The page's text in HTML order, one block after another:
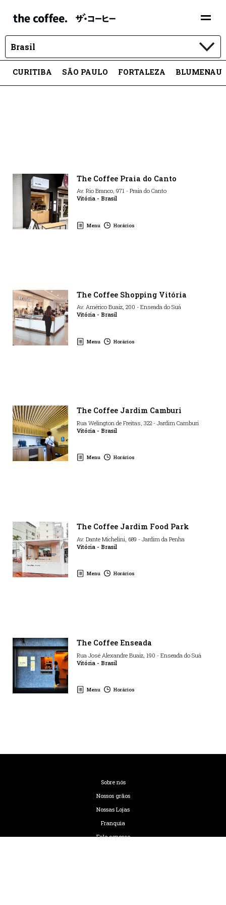
Brasil
CURITIBA SÃO PAULO FORTALEZA BLUMENAU
The Coffee Praia do Canto
Av. Rio Branco, 971 - Praia do Canto
Vitória- Brasil
Menu Horários
The Coffee Shopping Vitória
Av. Américo Buaiz, 200 - Enseada do Suá
Vitória- Brasil
Menu Horários
The Coffee Jardim Camburi
Rua Welington de Freitas 322- Jardim Camburi
Vitória- Brasil
Menu Horários
The Coffee Jardim Food Park
Av. Dante Michelini 689 - Jardim da Penha
Vitória- Brasil
Menu Horários
The Coffee Enseada
Rua José Alexandre Buaiz, 190 - Enseada do Suá
Vitória- Brasil
Menu Horários
Sobre nós
Nossos grãos
Nossas Lojas
Franquia
Fale conosco